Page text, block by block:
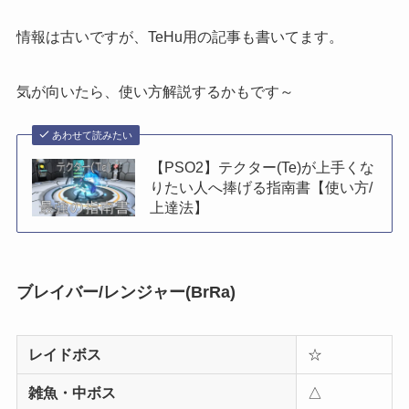
情報は古いですが、TeHu用の記事も書いてます。
気が向いたら、使い方解説するかもです～
あわせて読みたい
【PSO2】テクター(Te)が上手くな
りたい人へ捧げる指南書【使い方/
上達法】
ブレイバー/レンジャー(BrRa)
レイドボス ☆
雑魚・中ボス △